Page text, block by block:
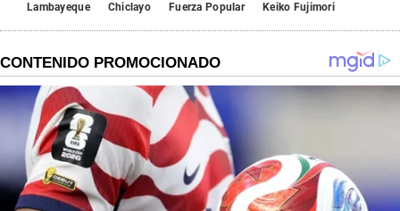
Lambayeque Chiclayo Fuerza Popular Keiko Fujimori